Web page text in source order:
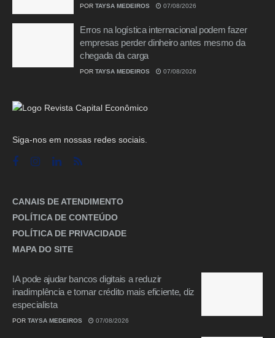
POR TAYSA MEDEIROS 07/08/2026
Erros na logística internacional podem fazer
empresas perder dinheiro antes mesmo da
chegada da carga
POR TAYSA MEDEIROS 07/08/2026
Siga-nos em nossas redes sociais.
CANAIS DE ATENDIMENTO
POLÍTICA DE CONTEÚDO
POLÍTICA DE PRIVACIDADE
MAPA DO SITE
IA pode ajudar bancos digitais a reduzir
inadimplência e tornar crédito mais eficiente, diz
especialista
POR TAYSA MEDEIROS 07/08/2026